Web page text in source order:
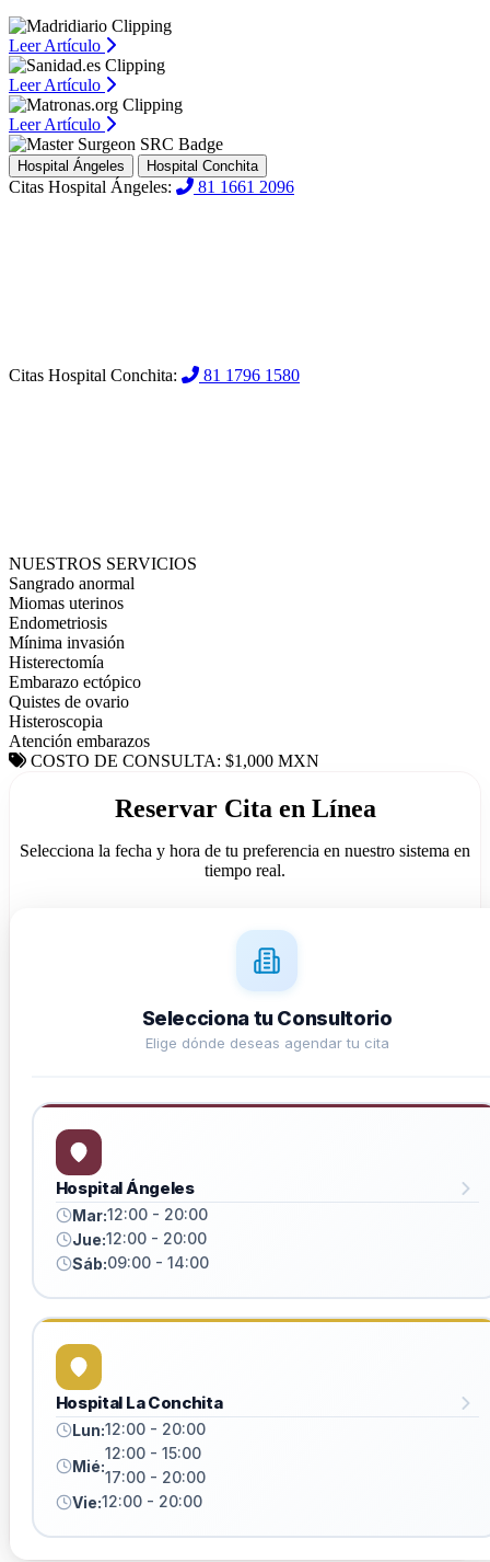
Leer Artículo
Leer Artículo
Leer Artículo
Hospital Ángeles Hospital Conchita
Citas Hospital Ángeles: 81 1661 2096
Citas Hospital Conchita: 81 1796 1580
NUESTROS SERVICIOS
Sangrado anormal
Miomas uterinos
Endometriosis
Mínima invasión
Histerectomía
Embarazo ectópico
Quistes de ovario
Histeroscopia
Atención embarazos
COSTO DE CONSULTA: $1,000 MXN
Reservar Cita en Línea
Selecciona la fecha y hora de tu preferencia en nuestro sistema en
tiempo real.
Selecciona tu Consultorio
Elige dónde deseas agendar tu cita
Hospital Ángeles
Mar:12:00 - 20:00
Jue:12:00 - 20:00
Sáb:09:00 - 14:00
Hospital La Conchita
Lun:12:00 - 20:00
Mié:
12:00 - 15:00
17:00 - 20:00
Vie:12:00 - 20:00